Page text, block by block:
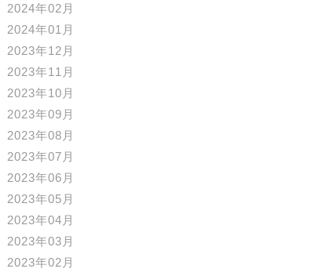
2024年02月
2024年01月
2023年12月
2023年11月
2023年10月
2023年09月
2023年08月
2023年07月
2023年06月
2023年05月
2023年04月
2023年03月
2023年02月